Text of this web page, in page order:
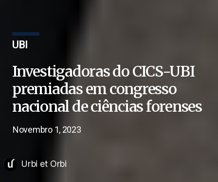
UBI
Investigadoras do CICS-UBI
premiadas em congresso
nacional de ciências forenses
Novembro 1, 2023
Urbi et Orbi